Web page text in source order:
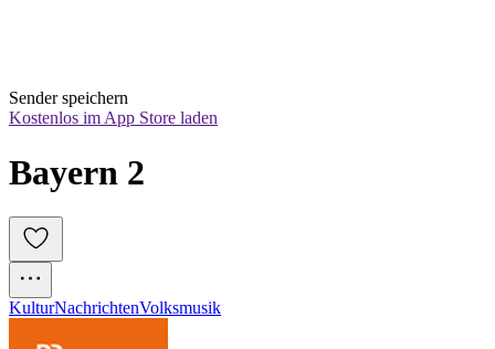
Sender speichern
Kostenlos im App Store laden
Bayern 2
KulturNachrichtenVolksmusik